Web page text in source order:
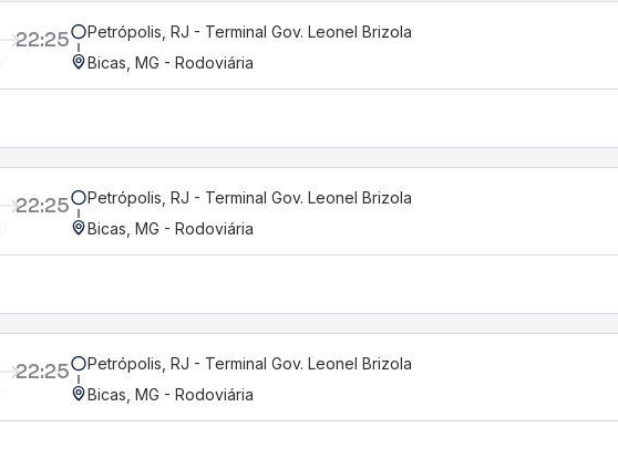
22:25
Petrópolis, RJ - Terminal Gov. Leonel Brizola
Bicas, MG - Rodoviária
22:25
Petrópolis, RJ - Terminal Gov. Leonel Brizola
Bicas, MG - Rodoviária
22:25
Petrópolis, RJ - Terminal Gov. Leonel Brizola
Bicas, MG - Rodoviária